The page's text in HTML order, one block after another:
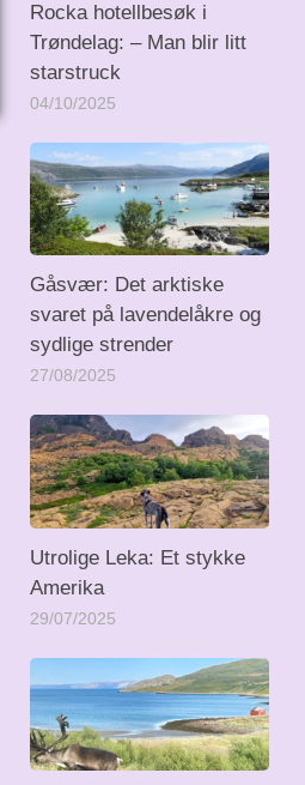
Rocka hotellbesøk i
Trøndelag: – Man blir litt
starstruck
04/10/2025
Gåsvær: Det arktiske
svaret på lavendelåkre og
sydlige strender
27/08/2025
Utrolige Leka: Et stykke
Amerika
29/07/2025